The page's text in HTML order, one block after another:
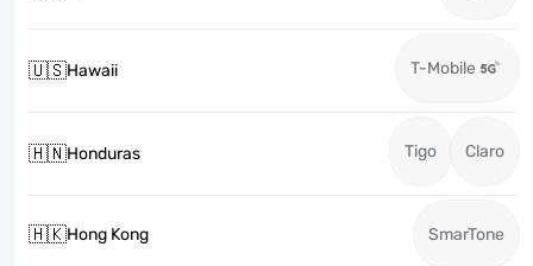
🇺🇸Hawaii T-Mobile
🇭🇳Honduras Tigo Claro
🇭🇰Hong Kong SmarTone